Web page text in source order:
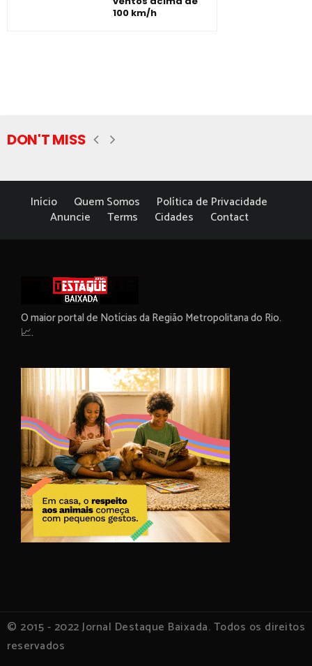
100 km/h
DON'T MISS
Início Quem Somos
Política de Privacidade
Anuncie
Terms Cidades Contact
O maior portal de Notícias da Região Metropolitana do Rio.
📈.
© 2015 - 2022 Jornal Destaque Baixada. Todos os direitos
reservados